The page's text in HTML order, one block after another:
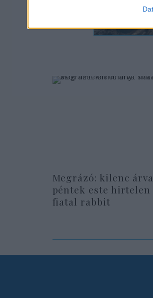
Megrázó: kilenc
péntek este
fiatal rabbit